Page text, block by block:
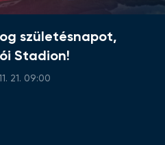
születésnapot,
Stadion!
21. 09:00